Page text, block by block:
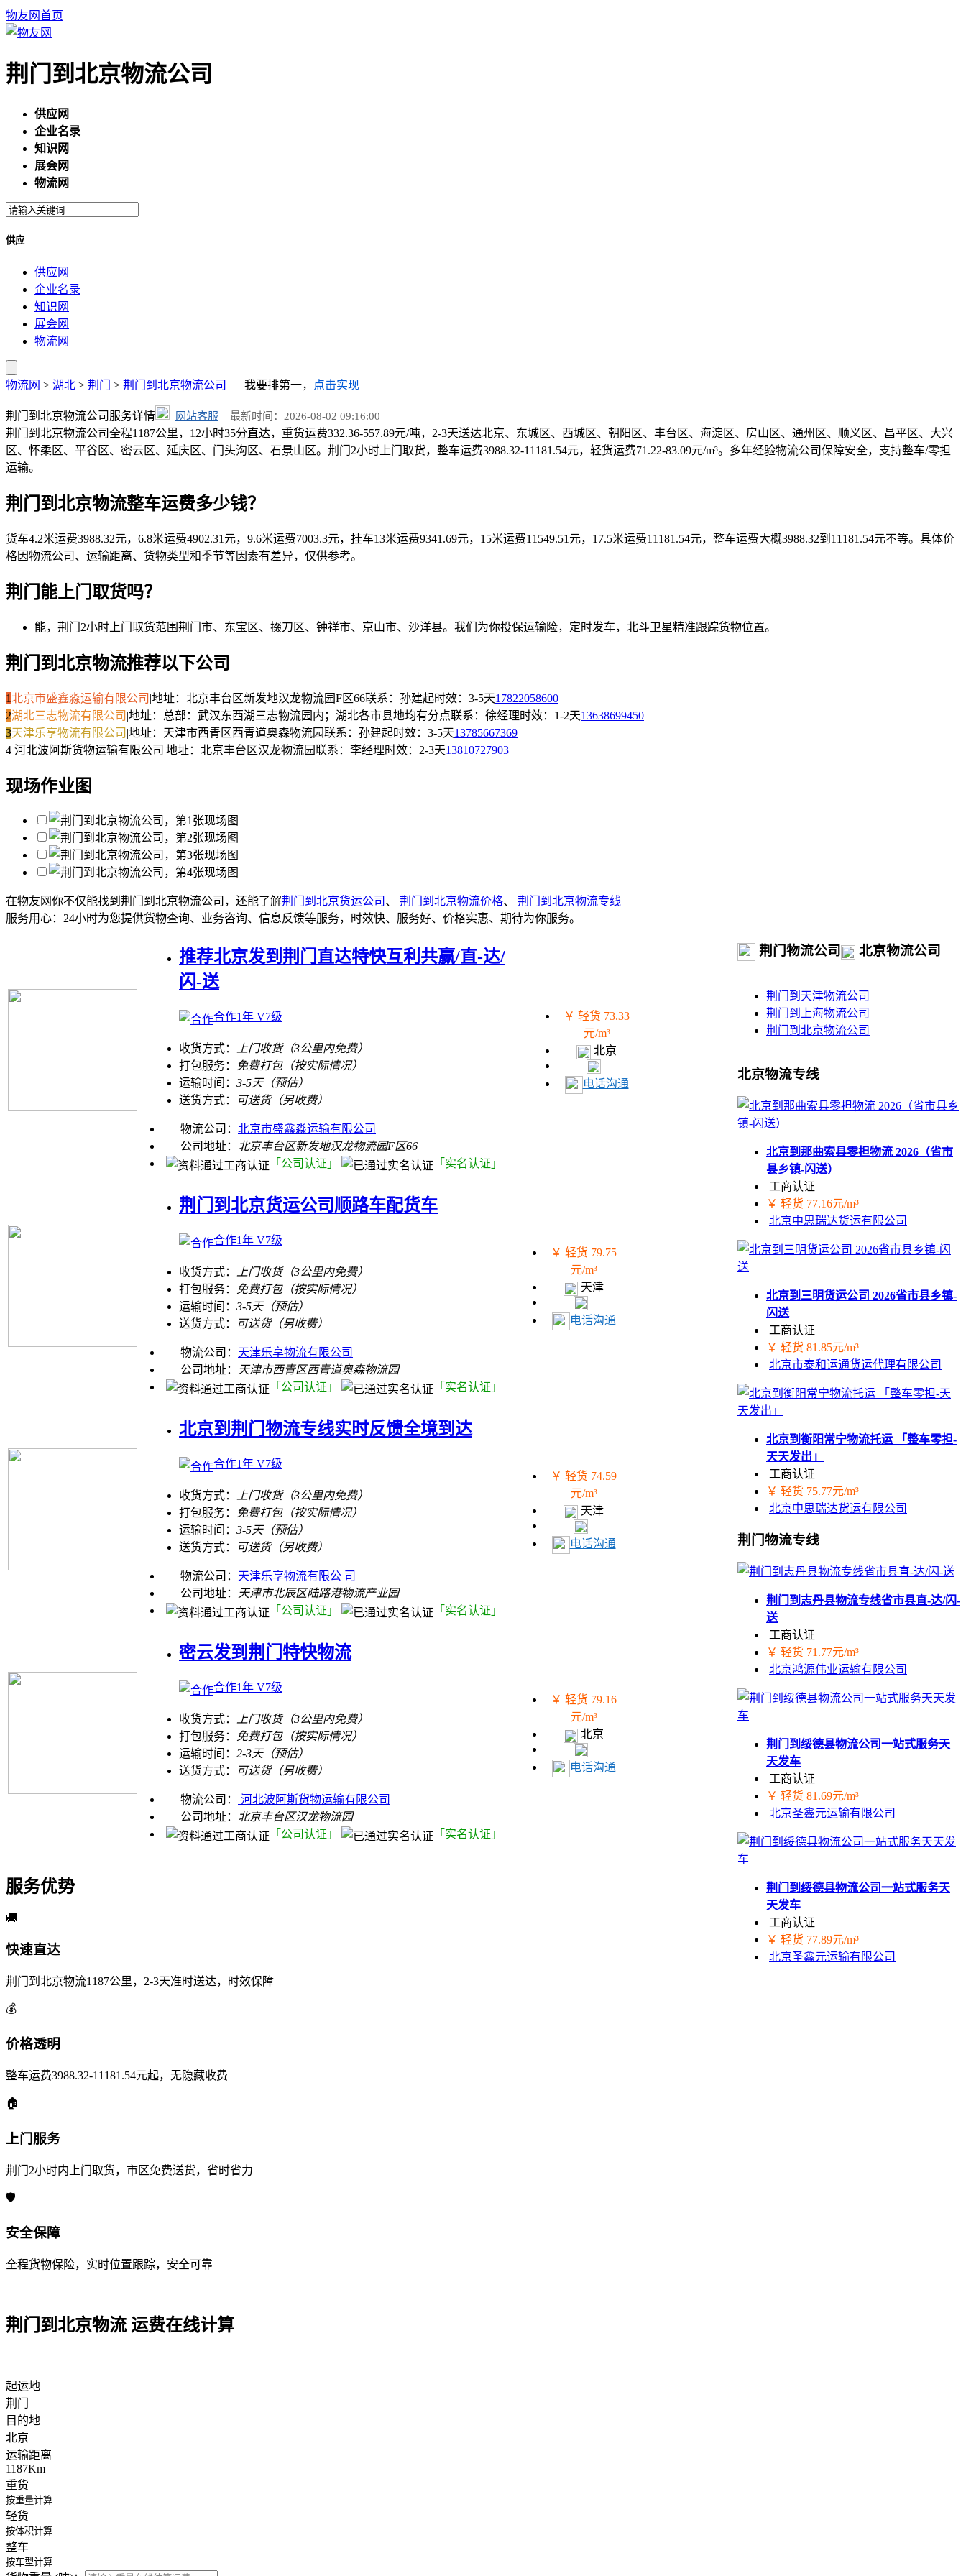
物友网首页
荆门到北京物流公司
供应网
企业名录
知识网
展会网
物流网
供应
供应网
企业名录
知识网
展会网
物流网
物流网 > 湖北 > 荆门 > 荆门到北京物流公司 我要排第一， 点击实现
荆门到北京物流公司服务详情 网站客服 最新时间：2026-08-02 09:16:00
荆门到北京物流公司全程1187公里，12小时35分直达，重货运费332.36-557.89元/吨，2-3天送达北京、东城区、西城区、朝阳区、丰台区、海淀区、房山区、通州区、顺义区、昌平区、大兴
区、怀柔区、平谷区、密云区、延庆区、门头沟区、石景山区。荆门2小时上门取货，整车运费3988.32-11181.54元，轻货运费71.22-83.09元/m³。多年经验物流公司保障安全，支持整车/零担
运输。
荆门到北京物流整车运费多少钱？
货车4.2米运费3988.32元，6.8米运费4902.31元，9.6米运费7003.3元，挂车13米运费9341.69元，15米运费11549.51元，17.5米运费11181.54元，整车运费大概3988.32到11181.54元不等。具体价
格因物流公司、运输距离、货物类型和季节等因素有差异，仅供参考。
荆门能上门取货吗？
能，荆门2小时上门取货范围荆门市、东宝区、掇刀区、钟祥市、京山市、沙洋县。我们为你投保运输险，定时发车，北斗卫星精准跟踪货物位置。
荆门到北京物流推荐以下公司
1北京市盛鑫淼运输有限公司 |地址：北京丰台区新发地汉龙物流园F区66联系：孙建起时效：3-5天17822058600
2湖北三志物流有限公司 |地址：总部：武汉东西湖三志物流园内；湖北各市县地均有分点联系：徐经理时效：1-2天13638699450
3天津乐享物流有限公司 |地址：天津市西青区西青道奥森物流园联系：孙建起时效：3-5天13785667369
4 河北波阿斯货物运输有限公司 |地址：北京丰台区汉龙物流园联系：李经理时效：2-3天13810727903
现场作业图
在物友网你不仅能找到荆门到北京物流公司，还能了解荆门到北京货运公司 、 荆门到北京物流价格、 荆门到北京物流专线
服务用心： 24小时为您提供货物查询、业务咨询、信息反馈等服务，时效快、服务好、价格实惠、期待为你服务。
推荐北京发到荆门直达特快互利共赢/直-达/
闪-送
合作1年 V7级
收货方式：
上门收货（3公里内免费）
打包服务：
免费打包（按实际情况）
运输时间： 3-5天（预估）
送货方式：
可送货（另收费）
物流公司： 北京市盛鑫淼运输有限公司
公司地址： 北京丰台区新发地汉龙物流园F区66
「公司认证」
「实名认证」
￥ 轻货 73.33
元/m³
北京
电话沟通
荆门到北京货运公司顺路车配货车
合作1年 V7级
收货方式：
上门收货（3公里内免费）
打包服务：
免费打包（按实际情况）
运输时间： 3-5天（预估）
送货方式：
可送货（另收费）
物流公司： 天津乐享物流有限公司
公司地址：
天津市西青区西青道奥森物流园
「公司认证」
「实名认证」
￥ 轻货 79.75
元/m³
天津
电话沟通
北京到荆门物流专线实时反馈全境到达
合作1年 V7级
收货方式：
上门收货（3公里内免费）
打包服务：
免费打包（按实际情况）
运输时间： 3-5天（预估）
送货方式：
可送货（另收费）
物流公司： 天津乐享物流有限公 司
公司地址：
天津市北辰区陆路港物流产业园
「公司认证」
「实名认证」
￥ 轻货 74.59
元/m³
天津
电话沟通
密云发到荆门特快物流
合作1年 V7级
收货方式：
上门收货（3公里内免费）
打包服务：
免费打包（按实际情况）
运输时间： 2-3天（预估）
送货方式：
可送货（另收费）
物流公司：
河北波阿斯货物运输有限公司
公司地址： 北京丰台区汉龙物流园
「公司认证」
「实名认证」
￥ 轻货 79.16
元/m³
北京
电话沟通
服务优势
🚚
快速直达
荆门到北京物流1187公里，2-3天准时送达，时效保障
💰
价格透明
整车运费3988.32-11181.54元起，无隐藏收费
🏠
上门服务
荆门2小时内上门取货，市区免费送货，省时省力
🛡️
安全保障
全程货物保险，实时位置跟踪，安全可靠
荆门到北京物流 运费在线计算
起运地
荆门
目的地
北京
运输距离
1187Km
重货
按重量计算
轻货
按体积计算
整车
按车型计算
荆门物流公司
荆门到天津物流公司
荆门到上海物流公司
荆门到北京物流公司
北京物流公司
北京物流专线
北京到那曲索县零担物流 2026（省市
县乡镇-闪送）
工商认证
￥ 轻货 77.16元/m³
北京中思瑞达货运有限公司
北京到三明货运公司 2026省市县乡镇-
闪送
工商认证
￥ 轻货 81.85元/m³
北京市泰和运通货运代理有限公司
北京到衡阳常宁物流托运 「整车零担-
天天发出」
工商认证
￥ 轻货 75.77元/m³
北京中思瑞达货运有限公司
荆门物流专线
荆门到志丹县物流专线省市县直-达/闪-
送
工商认证
￥ 轻货 71.77元/m³
北京鸿源伟业运输有限公司
荆门到绥德县物流公司一站式服务天
天发车
工商认证
￥ 轻货 81.69元/m³
北京圣鑫元运输有限公司
荆门到绥德县物流公司一站式服务天
天发车
工商认证
￥ 轻货 77.89元/m³
北京圣鑫元运输有限公司